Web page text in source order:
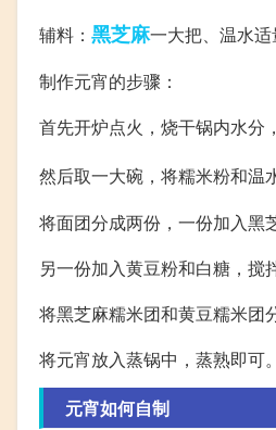
辅料： 黑芝麻一大把、温水
制作元宵的步骤：
首先开炉点火，烧干锅内水分
然后取一大碗，将糯米粉和温
将面团分成两份，一份加入黑
另一份加入黄豆粉和白糖，搅
将黑芝麻糯米团和黄豆糯米团
将元宵放入蒸锅中，蒸熟即可。
元宵如何自制